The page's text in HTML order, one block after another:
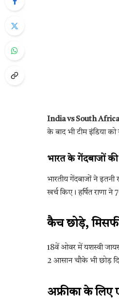
India vs South
के बाद भी टीम इंडिया
भारत के गेंदबाजों की
भारतीय गेंदबाजों ने
खर्च किए। हर्षित राणा
कैच छोड़े,
18वें ओवर में यशस्वी
2 आसान चौके भी छोड़
अफ्रीका के लिए